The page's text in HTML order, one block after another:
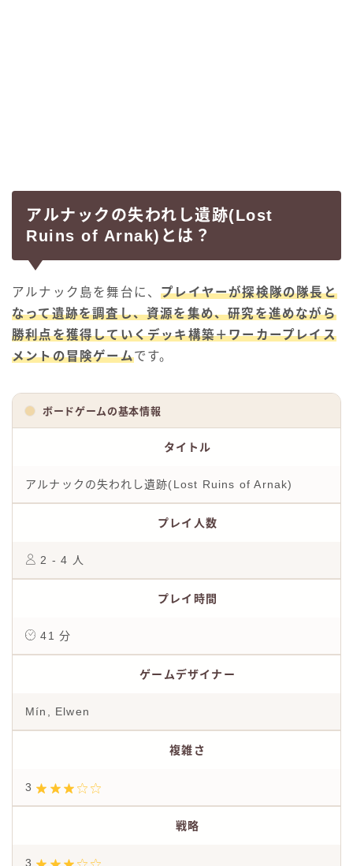
アルナックの失われし遺跡(Lost
Ruins of Arnak)とは？
アルナック島を舞台に、プレイヤーが探検隊の隊長と
なって遺跡を調査し、資源を集め、研究を進めながら
勝利点を獲得していくデッキ構築＋ワーカープレイス
メントの冒険ゲームです。
ボードゲームの基本情報
タイトル
アルナックの失われし遺跡(Lost Ruins of Arnak)
プレイ人数
2 - 4 人
プレイ時間
41 分
ゲームデザイナー
Mín, Elwen
複雑さ
3
戦略
3